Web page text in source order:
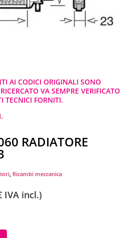
AI CODICI ORIGINALI SONO
VA SEMPRE VERIFICATO
TECNICI FORNITI.
.
RADIATORE
, Ricambi meccanica
IVA incl.)